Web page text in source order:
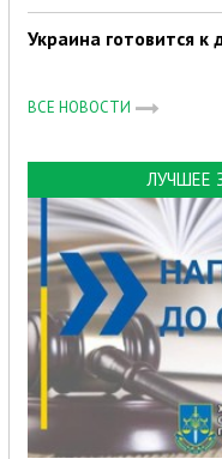
Украина готовится
ВСЕ НОВОСТИ
ЛУЧШЕЕ